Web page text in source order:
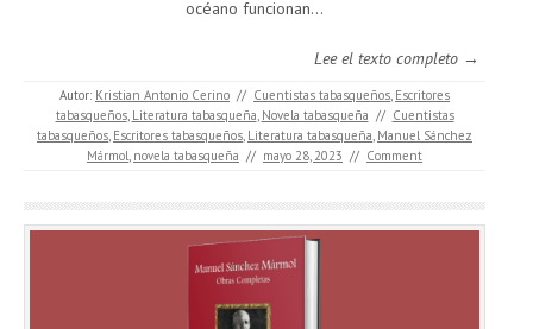
océano funcionan…
Lee el texto completo →
Autor: Kristian Antonio Cerino // Cuentistas tabasqueños Escritores
tabasqueños, Literatura tabasqueña Novela tabasqueña // Cuentistas
tabasqueños Escritores tabasqueños Literatura tabasqueña Manuel Sánchez
Mármol novela tabasqueña // mayo 28, 2023 // Comment